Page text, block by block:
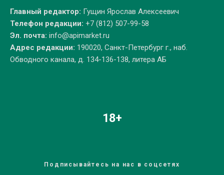
Главный редактор: Гущин Ярослав Алексеевич
Телефон редакции: +7 (812) 507-99-58
Эл. почта: info@apimarket.ru
Адрес редакции: 190020, Санкт-Петербург г., наб.
Обводного канала, д. 134-136-138, литера АБ
18+
Подписывайтесь на нас в соцсетях